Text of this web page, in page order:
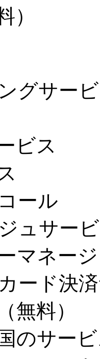
）
グサー
ビス
ール
ュサー
マネー
ード決
無料）
のサー